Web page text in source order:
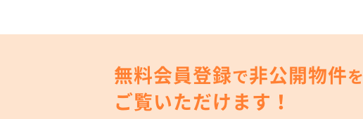
無料会員登録で非公開物件を
ご覧いただけます！